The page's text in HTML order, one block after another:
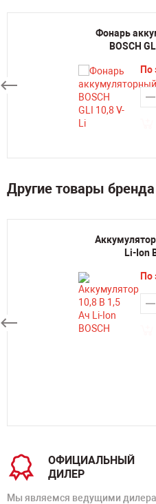
Фонарь
BOSCH
По
Другие товары
Li-Ion
По
ОФИЦИАЛЬНЫЙ
ДИЛЕР
Мы являемся ведущими